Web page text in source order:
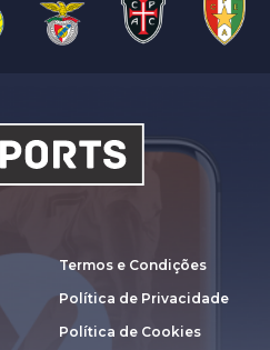
Termos e Condições
Política de Privacidade
Política de Cookies